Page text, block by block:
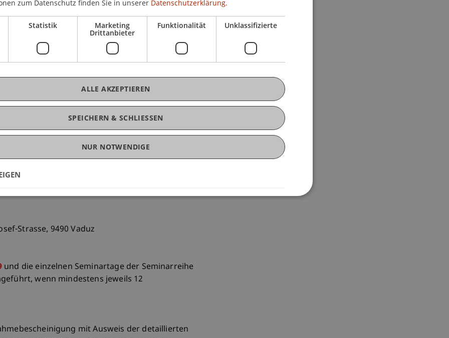
findet anvier Seminartagen zu Liechtenstein,
im Umfang von 8 Lektionen à 45 Minuten pro
können gesamthaft
Februar 2019 und 16. April 2019 besteht
Deutschlandbeträgt CHF 790.- und für die
CHF 2.950.- einschliesslich
Mittagessen und Getränke. Die
fällig.
besteht zudem die Möglichkeit optional an
Strasse, 9490 Vaduz
und die einzelnen Seminartage der Seminarreihe
wenn mindestens jeweils 12
mit Ausweis der detaillierten
zum Datenschutz finden Sie in unserer Datenschutzerklärung.
Statistik Marketing
Drittanbieter
Funktionalität Unklassifizierte
SPEICHERN & SCHLIESSEN
ALLE AKZEPTIEREN
NUR NOTWENDIGE